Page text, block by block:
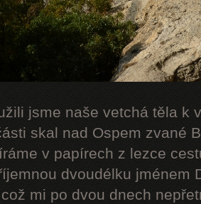
jsme naše vetchá těla k
skal nad Ospem zvané
v papírech z lezce
dvoudélku jménem
mi po dvou dnech